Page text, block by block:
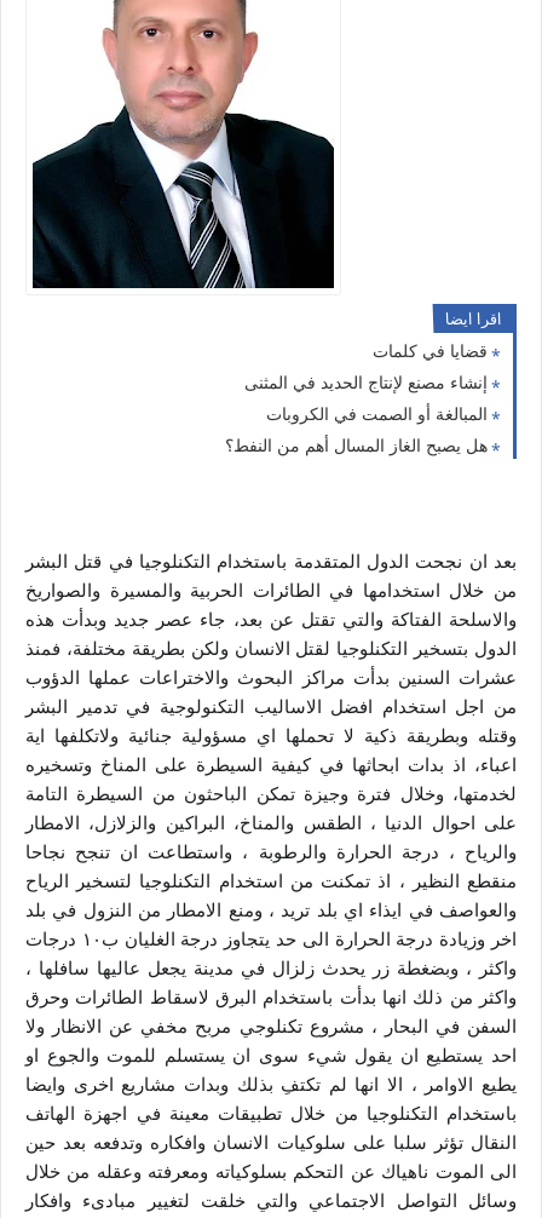
اقرا ايضا
قضايا في كلمات
إنشاء مصنع لإنتاج الحديد في المثنى
المبالغة أو الصمت في الكروبات
هل يصبح الغاز المسال أهم من النفط؟
بعد ان نجحت الدول المتقدمة باستخدام التكنلوجيا في قتل البشر
من خلال استخدامها في الطائرات الحربية والمسيرة والصواريخ
والاسلحة الفتاكة والتي تقتل عن بعد، جاء عصر جديد وبدأت هذه
الدول بتسخير التكنلوجيا لقتل الانسان ولكن بطريقة مختلفة، فمنذ
عشرات السنين بدأت مراكز البحوث والاختراعات عملها الدؤوب
من اجل استخدام افضل الاساليب التكنولوجية في تدمير البشر
وقتله وبطريقة ذكية لا تحملها اي مسؤولية جنائية ولاتكلفها اية
اعباء، اذ بدات ابحاثها في كيفية السيطرة على المناخ وتسخيره
لخدمتها، وخلال فترة وجيزة تمكن الباحثون من السيطرة التامة
على احوال الدنيا ، الطقس والمناخ، البراكين والزلازل، الامطار
والرياح ، درجة الحرارة والرطوبة ، واستطاعت ان تنجح نجاحا
منقطع النظير ، اذ تمكنت من استخدام التكنلوجيا لتسخير الرياح
والعواصف في ايذاء اي بلد تريد ، ومنع الامطار من النزول في بلد
اخر وزيادة درجة الحرارة الى حد يتجاوز درجة الغليان ب١٠ درجات
واكثر ، وبضغطة زر يحدث زلزال في مدينة يجعل عاليها سافلها ،
واكثر من ذلك انها بدأت باستخدام البرق لاسقاط الطائرات وحرق
السفن في البحار ، مشروع تكنلوجي مربح مخفي عن الانظار ولا
احد يستطيع ان يقول شيء سوى ان يستسلم للموت والجوع او
يطيع الاوامر ، الا انها لم تكتفِ بذلك وبدات مشاريع اخرى وايضا
باستخدام التكنلوجيا من خلال تطبيقات معينة في اجهزة الهاتف
النقال تؤثر سلبا على سلوكيات الانسان وافكاره وتدفعه بعد حين
الى الموت ناهياك عن التحكم بسلوكياته ومعرفته وعقله من خلال
وسائل التواصل الاجتماعي والتي خلقت لتغيير مبادىء وافكار